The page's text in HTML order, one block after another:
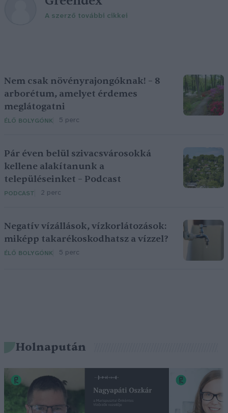
A szerző további cikkei
Nem csak növényrajongóknak! – 8
arborétum, amelyet érdemes
meglátogatni
ÉLŐ BOLYGÓNK 5 perc
Pár éven belül szivacsvárosokká
kellene alakítanunk a
településeinket – Podcast
PODCAST 2 perc
Negatív vízállások, vízkorlátozások:
miképp takarékoskodhatsz a vízzel?
ÉLŐ BOLYGÓNK 5 perc
Holnapután